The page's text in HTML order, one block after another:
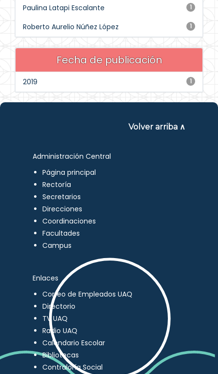
1
Paulina Latapi Escalante
1
Roberto Aurelio Núñez López
Fecha de publicación
1
2019
Volver arriba ∧
Administración Central
Página principal
Rectoría
Secretarios
Direcciones
Coordinaciones
Facultades
Campus
Enlaces
Correo de Empleados UAQ
Directorio
TV UAQ
Radio UAQ
Calendario Escolar
Bibliotecas
Contraloría Social